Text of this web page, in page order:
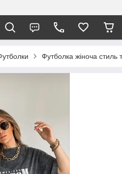
Футболка жіноча стиль